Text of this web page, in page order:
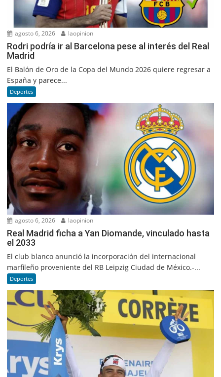
agosto 6, 2026 laopinion
Rodri podría ir al Barcelona pese al interés del Real
Madrid
El Balón de Oro de la Copa del Mundo 2026 quiere regresar a
España y parece...
Deportes
agosto 6, 2026 laopinion
Real Madrid ficha a Yan Diomande, vinculado hasta
el 2033
El club blanco anunció la incorporación del internacional
marfileño proveniente del RB Leipzig Ciudad de México.-...
Deportes